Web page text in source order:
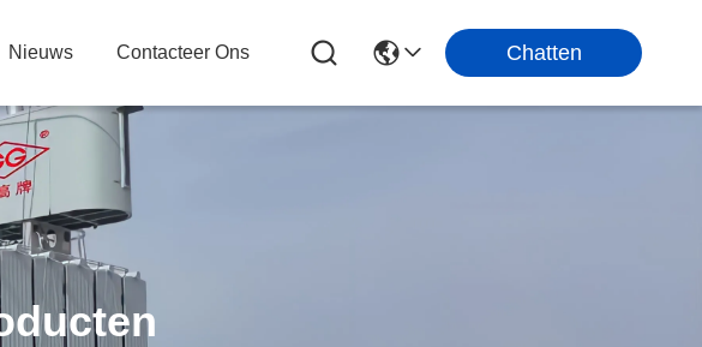
Nieuws Contacteer Ons Chatten